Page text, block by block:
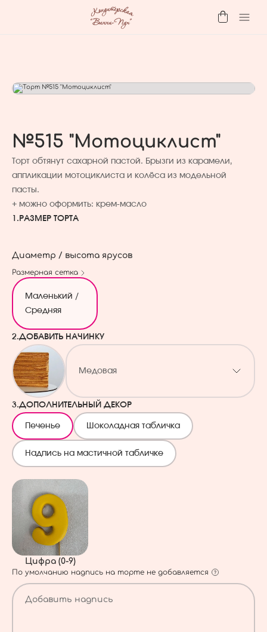
№515 "Мотоциклист"
Торт обтянут сахарной пастой. Брызги из карамели,
аппликации мотоциклиста и колёса из модельной
пасты.
+ можно оформить: крем-масло
1. РАЗМЕР ТОРТА
Диаметр / высота ярусов
Размерная сетка
Маленький /
Средняя
2.ДОБАВИТЬ НАЧИНКУ
Медовая
3.ДОПОЛНИТЕЛЬНЫЙ ДЕКОР
Печенье Шоколадная табличка
Надпись на мастичной табличке
Цифра (0-9)
По умолчанию надпись на торте не добавляется